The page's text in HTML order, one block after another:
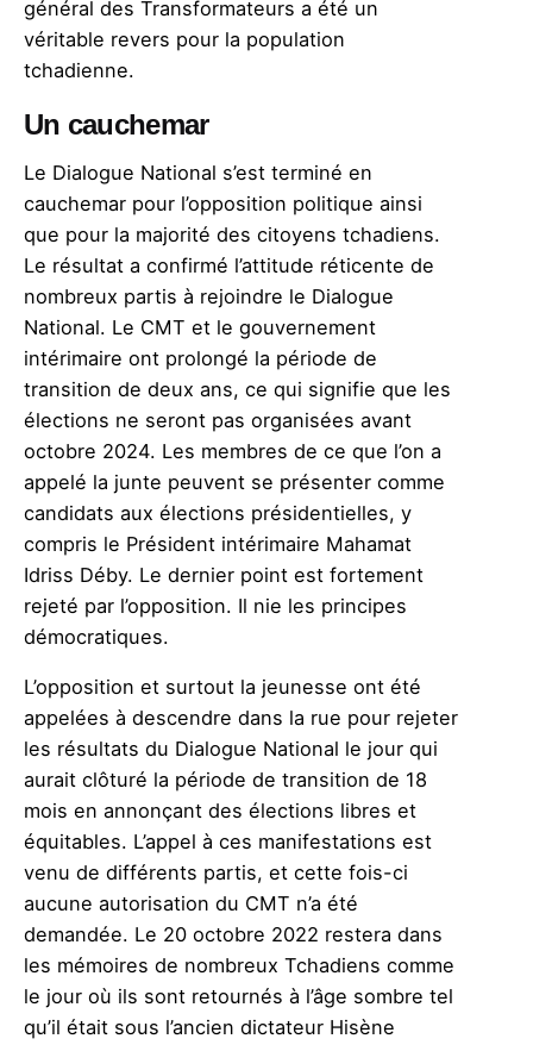
général des Transformateurs a été un
véritable revers pour la population
tchadienne.
Un cauchemar
Le Dialogue National s’est terminé en
cauchemar pour l’opposition politique ainsi
que pour la majorité des citoyens tchadiens.
Le résultat a confirmé l’attitude réticente de
nombreux partis à rejoindre le Dialogue
National. Le CMT et le gouvernement
intérimaire ont prolongé la période de
transition de deux ans, ce qui signifie que les
élections ne seront pas organisées avant
octobre 2024. Les membres de ce que l’on a
appelé la junte peuvent se présenter comme
candidats aux élections présidentielles, y
compris le Président intérimaire Mahamat
Idriss Déby. Le dernier point est fortement
rejeté par l’opposition. Il nie les principes
démocratiques.
L’opposition et surtout la jeunesse ont été
appelées à descendre dans la rue pour rejeter
les résultats du Dialogue National le jour qui
aurait clôturé la période de transition de 18
mois en annonçant des élections libres et
équitables. L’appel à ces manifestations est
venu de différents partis, et cette fois-ci
aucune autorisation du CMT n’a été
demandée. Le 20 octobre 2022 restera dans
les mémoires de nombreux Tchadiens comme
le jour où ils sont retournés à l’âge sombre tel
qu’il était sous l’ancien dictateur Hisène